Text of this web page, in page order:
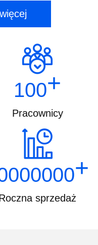
100+
Pracownicy
+
sprzedaż